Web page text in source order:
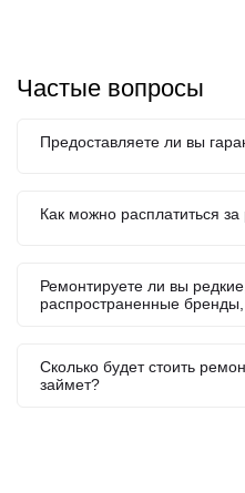
Частые вопросы
Предоставляете ли вы
Как можно расплатиться
Ремонтируете ли вы
распространенные
Сколько будет стоить
займет?